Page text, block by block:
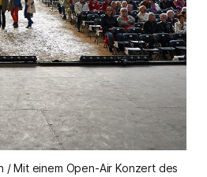
/ Mit einem Open-Air Konzert des